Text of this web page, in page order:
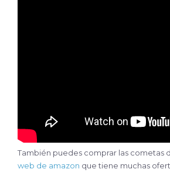
También puedes comprar las cometas
web de amazon que tiene muchas